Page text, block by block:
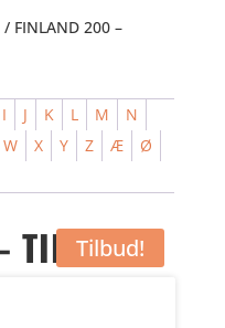
/ FINLAND 200 –
I J K L M
N
W X Y Z Æ
Ø
TILBUD
Tilbud!